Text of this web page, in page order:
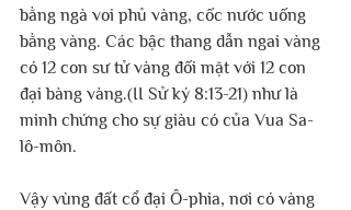
bằng ngà voi phủ vàng, cốc nước uống
bằng vàng. Các bậc thang dẫn ngai vàng
có 12 con sư tử vàng đối mặt với 12 con
đại bàng vàng.(II Sử ký 8:13-21) như là
minh chứng cho sự giàu có của Vua Sa-
lô-môn.
Vậy vùng đất cổ đại Ô-phia, nơi có vàng